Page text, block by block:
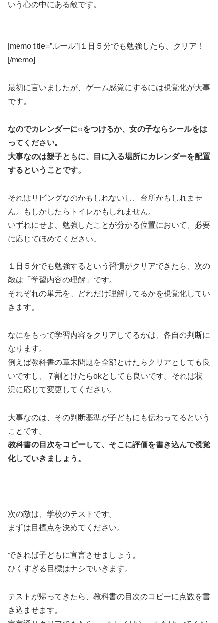
いう心の中にある敵です。
[memo title=”ルール”]１日５分でも勉強したら、クリア！
[/memo]
最初に言いましたが、ゲーム感覚にするには視覚化が大事
です。
なのでカレンダーに○をつけるか、女の子ならシールをは
ってください。
大事なのは親子ともに、目に入る場所にカレンダーを配置
するということです。
それはリビングなのかもしれないし、台所かもしれませ
ん。もしかしたらトイレかもしれません。
いずれにせよ、勉強したことが分かる位置において、必要
に応じてほめてください。
１日５分でも勉強するという習慣がクリアできたら、次の
敵は「学習内容の理解」です。
それぞれの単元を、どれだけ理解してるかを視覚化してい
きます。
なにをもって学習内容をクリアしてるかは、各自の判断に
なります。
例えば教科書の章末問題を全部とけたらクリアとしても良
いですし、７割とけたらokとしても良いです。それは状
況に応じて変更してください。
大事なのは、その判断基準が子どもにも伝わってるという
ことです。
教科書の目次をコピーして、そこに評価を書き込んで視覚
化していきましょう。
次の敵は、学校のテストです。
まずは目標点を決めてください。
できれば子どもに宣言させましょう。
ひくすぎる目標はナシでいきます。
テストが帰ってきたら、教科書の目次のコピーに点数を書
き込ませます。